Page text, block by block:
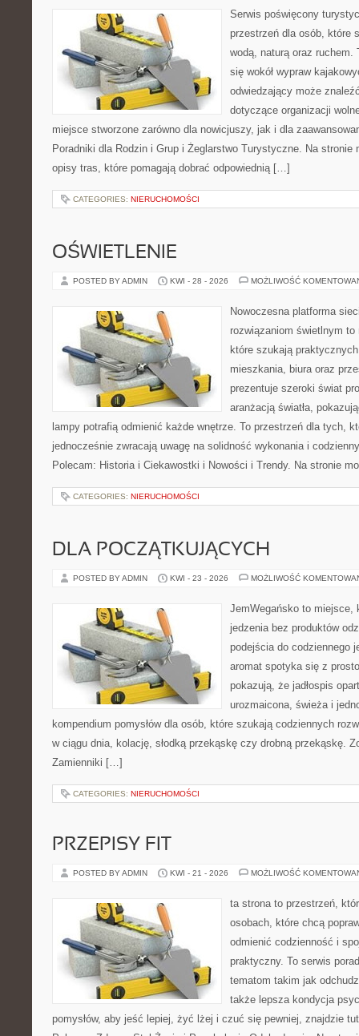
Serwis poświęcony
przestrzeń dla osób, które
wodą, naturą oraz ruchem.
się wokół wypraw
odwiedzający może
dotyczące organizacji
miejsce stworzone zarówno dla nowicjuszy, jak i dla
Poradniki dla Rodzin i Grup i Żeglarstwo Turystyczne. Na stronie
opisy tras, które pomagają dobrać odpowiednią […]
CATEGORIES: NIERUCHOMOŚCI
OŚWIETLENIE
POSTED BY ADMIN KWI - 28 - 2026 MOŻLIWOŚĆ
Nowoczesna platforma
rozwiązaniom świetlnym
które szukają
mieszkania, biura oraz
prezentuje szeroki świat
aranżacją światła,
lampy potrafią odmienić każde wnętrze. To przestrzeń dla tych,
jednocześnie zwracają uwagę na solidność wykonania i
Polecam: Historia i Ciekawostki i Nowości i Trendy. Na stronie
CATEGORIES: NIERUCHOMOŚCI
DLA POCZĄTKUJĄCYCH
POSTED BY ADMIN KWI - 23 - 2026 MOŻLIWOŚĆ
JemWegańsko to miejsce,
jedzenia bez produktów
podejścia do codziennego
aromat spotyka się z
pokazują, że jadłospis
urozmaicona, świeża i
kompendium pomysłów dla osób, które szukają codziennych
w ciągu dnia, kolację, słodką przekąskę czy drobną przekąskę.
Zamienniki […]
CATEGORIES: NIERUCHOMOŚCI
PRZEPISY FIT
POSTED BY ADMIN KWI - 21 - 2026 MOŻLIWOŚĆ
ta strona to przestrzeń,
osobach, które chcą
odmienić codzienność i
praktyczny. To serwis
tematom takim jak
także lepsza kondycja
pomysłów, aby jeść lepiej, żyć lżej i czuć się pewniej, znajdzie